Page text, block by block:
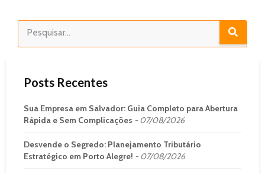
Posts Recentes
Sua Empresa em Salvador: Guia Completo para Abertura
Rápida e Sem Complicações
07/08/2026
Desvende o Segredo: Planejamento Tributário
Estratégico em Porto Alegre!
07/08/2026